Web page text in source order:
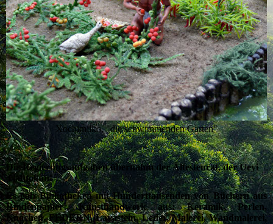
Xochimilko, "die schwimmenden Gärten"
Die Regierungsaufgaben übernahm der Ältestenrat, der Ueyi
Tlahtokan!
Es gab Bibliotheken mit Hunderttausenden von Büchern aus
Rindenpapier! Kunsthandwerk aus: Keramik, Perlen,
Knochen, FEDERN, Lavastein, Leder, Malerei, Wandmalerei,